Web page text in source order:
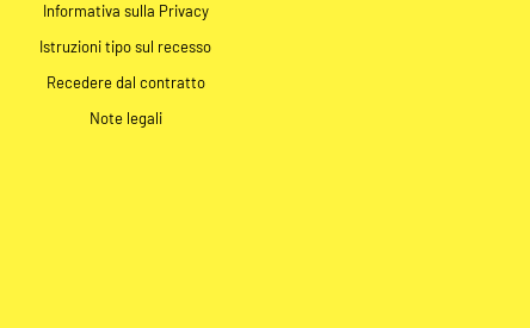
Informativa sulla Privacy
Istruzioni tipo sul recesso
Recedere dal contratto
Note legali